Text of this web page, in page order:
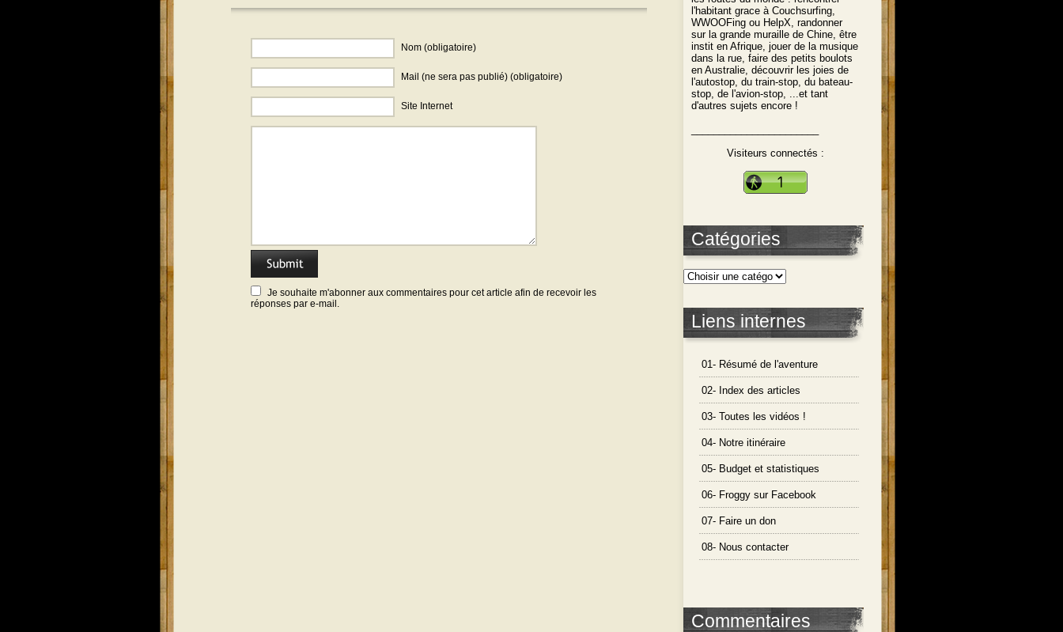
Nom (obligatoire)
Mail (ne sera pas publié) (obligatoire)
Site Internet
Je souhaite m'abonner aux commentaires pour cet article afin de recevoir les
réponses par e-mail.
l'habitant grace à Couchsurfing,
WWOOFing ou HelpX, randonner
sur la grande muraille de Chine, être
instit en Afrique, jouer de la musique
dans la rue, faire des petits boulots
en Australie, découvrir les joies de
l'autostop, du train-stop, du bateau-
stop, de l'avion-stop, ...et tant
d'autres sujets encore !
Visiteurs connectés :
Catégories
Liens internes
01- Résumé de l'aventure
02- Index des articles
03- Toutes les vidéos !
04- Notre itinéraire
05- Budget et statistiques
06- Froggy sur Facebook
07- Faire un don
08- Nous contacter
Commentaires